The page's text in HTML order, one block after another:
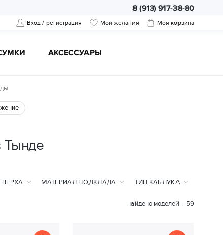
Вход / регистрация Мои желания Моя корзина
АКСЕССУАРЫ
8 (913) 917-38-80
Тынде
МАТЕРИАЛ ПОДКЛАДА ТИП КАБЛУКА
найдено моделей —59